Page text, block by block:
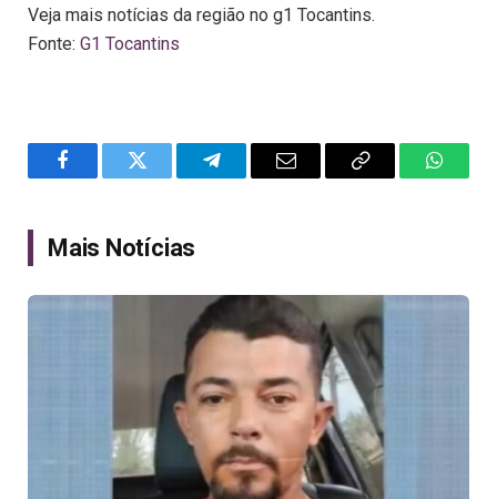
Veja mais notícias da região no g1 Tocantins.
Fonte: G1 Tocantins
FacebookTwitter TelegramEmail
Copy
Mais Notícias